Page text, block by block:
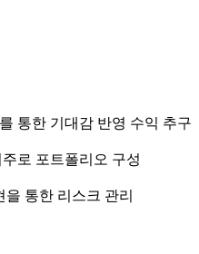
통한 기대감 반영 수익 추구
로 포트폴리오 구성
통한 리스크 관리